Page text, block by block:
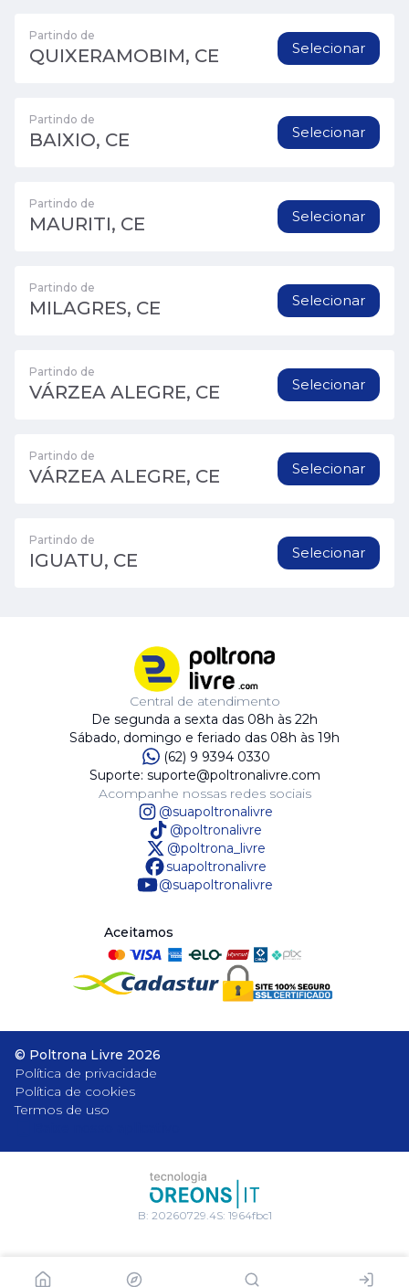
Partindo de
QUIXERAMOBIM, CE Selecionar
Partindo de
BAIXIO, CE Selecionar
Partindo de
MAURITI, CE Selecionar
Partindo de
MILAGRES, CE Selecionar
Partindo de
VÁRZEA ALEGRE, CE Selecionar
Partindo de
VÁRZEA ALEGRE, CE Selecionar
Partindo de
IGUATU, CE Selecionar
Central de atendimento
De segunda a sexta das 08h às 22h
Sábado, domingo e feriado das 08h às 19h
(62) 9 9394 0330
Suporte: suporte@poltronalivre.com
Acompanhe nossas redes sociais
@suapoltronalivre
@poltronalivre
@poltrona_livre
suapoltronalivre
@suapoltronalivre
Aceitamos
© Poltrona Livre 2026
Política de privacidade
Política de cookies
Termos de uso
B: 20260729.4S: 1964fbc1